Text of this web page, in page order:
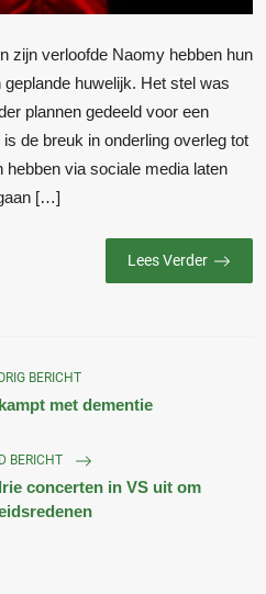
zijn verloofde Naomy hebben hun
huwelijk. Het stel was
plannen gedeeld voor een
de breuk in onderling overleg tot
via sociale media laten
[…]
Lees Verder
BERICHT
met dementie
BERICHT
concerten in VS uit om